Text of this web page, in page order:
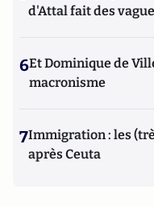
d'Attal fait des
6Et Dominique de
macronisme
7Immigration : les
après Ceuta